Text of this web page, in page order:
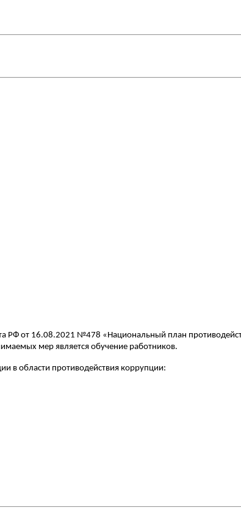
от 16.08.2021 №478 «Национальный план
мер является обучение работников.
в области противодействия коррупции: